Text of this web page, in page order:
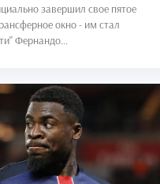
завершил свое пятое
окно - им стал
Фернандо...